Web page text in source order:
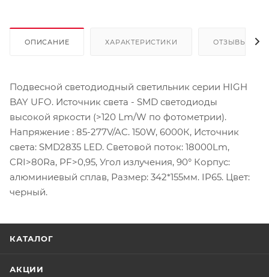
ОПИСАНИЕ ХАРАКТЕРИСТИКИ ОТЗЫВЫ
Подвесной светодиодный светильник серии HIGH
BAY UFO. Источник света - SMD светодиоды
высокой яркости (>120 Lm/W по фотометрии).
Напряжение : 85-277V/AC. 150W, 6000К, Источник
света: SMD2835 LED. Световой поток: 18000Lm,
CRI>80Ra, PF>0,95, Угол излучения, 90° Корпус:
алюминиевый сплав, Размер: 342*155мм. IP65. Цвет:
черный.
КАТАЛОГ
АКЦИИ